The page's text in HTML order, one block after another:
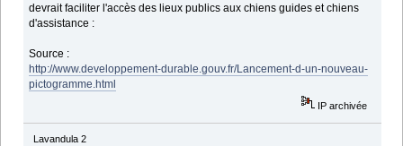
devrait faciliter l'accès des lieux publics aux chiens guides et chiens
d'assistance :
Source :
http://www.developpement-durable.gouv.fr/Lancement-d-un-nouveau-
pictogramme.html
IP archivée
Lavandula 2